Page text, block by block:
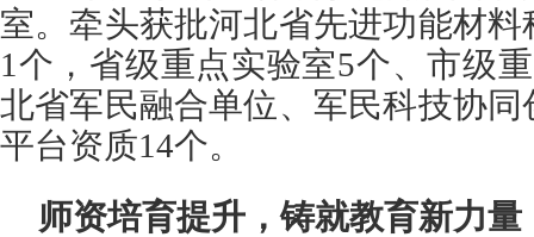
室。牵头获批河北省先进功能材
1个，省级重点实验室5个、市级
北省军民融合单位、军民科技协
平台资质14个。
师资培育提升，铸就教育新力量